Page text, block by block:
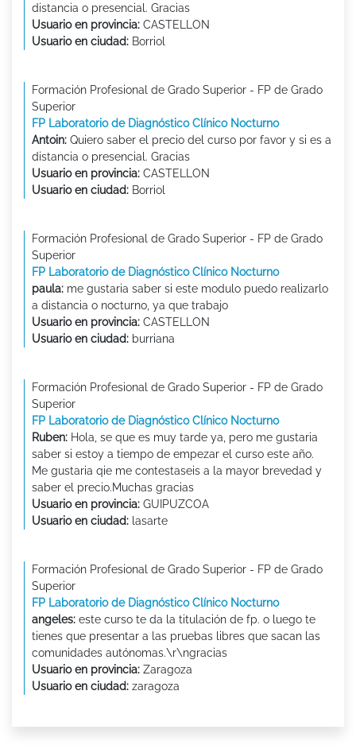
distancia o presencial. Gracias
Usuario en provincia: CASTELLON
Usuario en ciudad: Borriol
Formación Profesional de Grado Superior - FP de Grado
Superior
FP Laboratorio de Diagnóstico Clínico Nocturno
Antoin: Quiero saber el precio del curso por favor y si es a
distancia o presencial. Gracias
Usuario en provincia: CASTELLON
Usuario en ciudad: Borriol
Formación Profesional de Grado Superior - FP de Grado
Superior
FP Laboratorio de Diagnóstico Clínico Nocturno
paula: me gustaria saber si este modulo puedo realizarlo
a distancia o nocturno, ya que trabajo
Usuario en provincia: CASTELLON
Usuario en ciudad: burriana
Formación Profesional de Grado Superior - FP de Grado
Superior
FP Laboratorio de Diagnóstico Clínico Nocturno
Ruben: Hola, se que es muy tarde ya, pero me gustaria
saber si estoy a tiempo de empezar el curso este año.
Me gustaria qie me contestaseis a la mayor brevedad y
saber el precio.Muchas gracias
Usuario en provincia: GUIPUZCOA
Usuario en ciudad: lasarte
Formación Profesional de Grado Superior - FP de Grado
Superior
FP Laboratorio de Diagnóstico Clínico Nocturno
angeles: este curso te da la titulación de fp. o luego te
tienes que presentar a las pruebas libres que sacan las
comunidades autónomas.\r\ngracias
Usuario en provincia: Zaragoza
Usuario en ciudad: zaragoza